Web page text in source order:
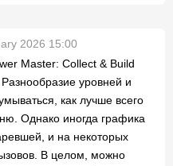
2026 15:00
Master: Collect & Build
уровней и
как лучше всего
Однако иногда графика
и на некоторых
В целом, можно